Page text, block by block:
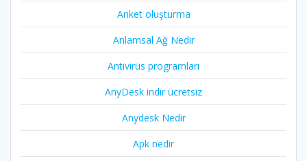
Anket oluşturma
Anlamsal Ağ Nedir
Antivirüs programları
AnyDesk indir ücretsiz
Anydesk Nedir
Apk nedir